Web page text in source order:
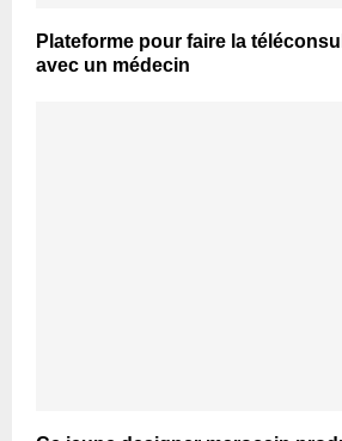
Plateforme pour faire la
avec un médecin